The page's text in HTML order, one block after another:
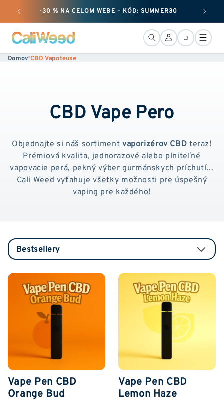
a prejsť
na obsah
-30 % NA CELOM WEBE – KÓD: SUMMER30
Pripojenie
Košík
Domov'CBD Vapoteuse
CBD Vape Pero
Objednajte si náš sortiment vaporizérov CBD teraz!
Prémiová kvalita, jednorazové alebo plniteľné
vapovacie perá, pekný výber gurmánskych príchutí...
Cali Weed vyťahuje všetky možnosti pre úspešný
vaping pre každého!
Vape Pen CBD
Orange Bud
Vape Pen CBD
Lemon Haze